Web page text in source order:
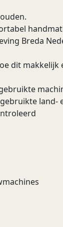
Breda
dit
land-